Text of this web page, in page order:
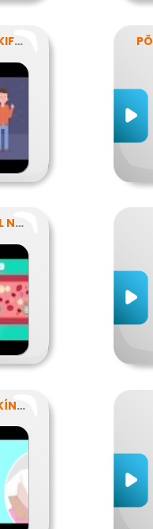
EGY ROSSZ SZOKÁS KIFÜSTÖLÉSE
MITŐL VÉRZIK? MITŐL NEM VÉRZIK?
HOGY NE LEGYENEK KÍNOS TITKOK